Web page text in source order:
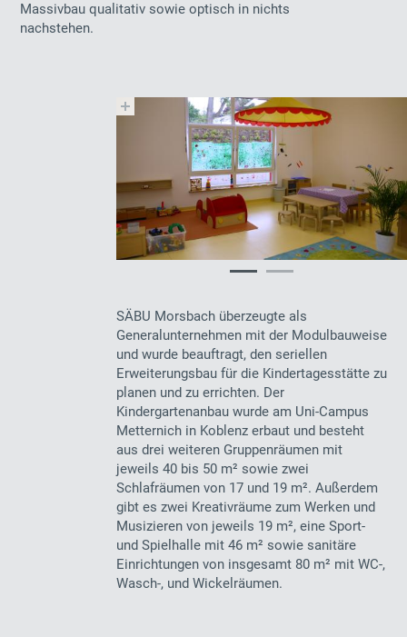
Massivbau qualitativ sowie optisch in nichts
nachstehen.
SÄBU Morsbach überzeugte als
Generalunternehmen mit der Modulbauweise
und wurde beauftragt, den seriellen
Erweiterungsbau für die Kindertagesstätte zu
planen und zu errichten. Der
Kindergartenanbau wurde am Uni-Campus
Metternich in Koblenz erbaut und besteht
aus drei weiteren Gruppenräumen mit
jeweils 40 bis 50 m² sowie zwei
Schlafräumen von 17 und 19 m². Außerdem
gibt es zwei Kreativräume zum Werken und
Musizieren von jeweils 19 m², eine Sport-
und Spielhalle mit 46 m² sowie sanitäre
Einrichtungen von insgesamt 80 m² mit WC-,
Wasch-, und Wickelräumen.